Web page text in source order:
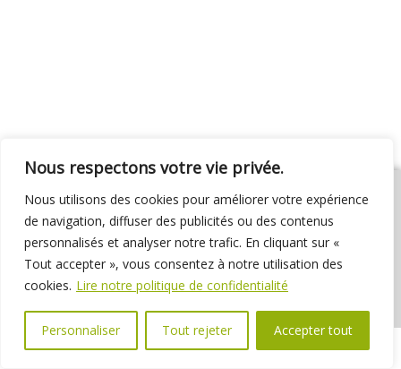
Nous respectons votre vie privée.
Nous utilisons des cookies pour améliorer votre expérience
de navigation, diffuser des publicités ou des contenus
personnalisés et analyser notre trafic. En cliquant sur «
Tout accepter », vous consentez à notre utilisation des
cookies. Lire notre politique de confidentialité
Personnaliser Tout rejeter Accepter tout
01 69 31 72 10 01 69 31 37 31
Nous contacter
Espace élus
Marchés publics Délibérations